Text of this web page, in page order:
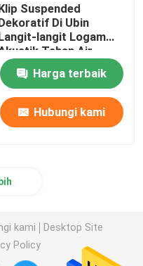
Suspended
Di Ubin
langit Logam
Akustik Tahan Air
600mm * 600mm
Harga terbaik
Hubungi kami
kami
Desktop Site
Policy